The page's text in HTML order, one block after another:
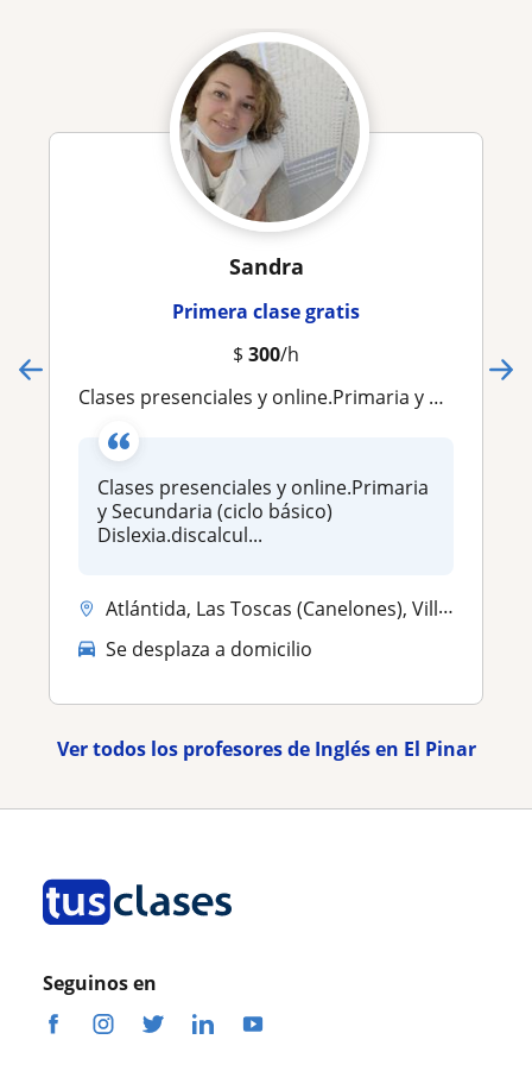
Sandra
Primera clase gratis
$ 300/h
Clases presenciales y online.Primaria y Secundaria (ciclo básico) Dislexia.discalculia. dificultad de aprendizaje.Biologia . Inglés .Voy al domicilio
Clases presenciales y online.Primaria
y Secundaria (ciclo básico)
Dislexia.discalcul...
Atlántida, Las Toscas (Canelones), Villa Argentina
Se desplaza a domicilio
Ver todos los profesores de Inglés en El Pinar
Seguinos en